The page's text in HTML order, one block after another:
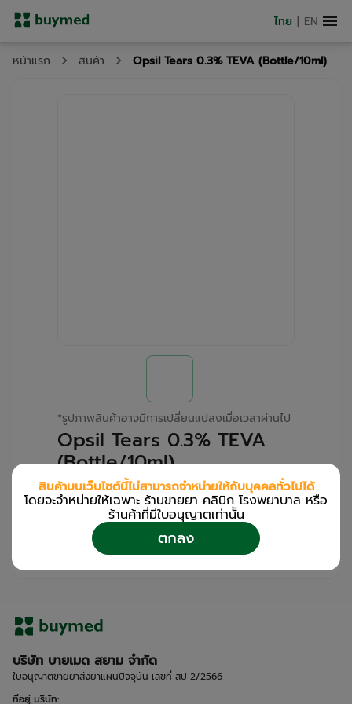
ไทย | EN
หน้าแรก สินค้า Opsil Tears 0.3% TEVA (Bottle/10ml)
*รูปภาพสินค้าอาจมีการเปลี่ยนแปลงเมื่อเวลาผ่านไป
Opsil Tears 0.3% TEVA
(Bottle/10ml)
สำหรับลูกค้าเฉพาะร้านขายยา คลินิก และโรง
พยาบาล
เข้าสู่ระบบ
เพื่อดูรายละเอียดเพิ่มเติม
บริษัท บายเมด สยาม จำกัด
ใบอนุญาตขายยาส่งยาแผนปัจจุบัน เลขที่ สป 2/2566
ที่อยู่ บริษัท:
สินค้าบนเว็บไซต์นี้ไม่สามารถจำหน่ายให้กับบุคคลทั่วไปได้
โดยจะจำหน่ายให้เฉพาะ ร้านขายยา คลินิก โรงพยาบาล หรือ
ร้านค้าที่มีใบอนุญาตเท่านััน
ตกลง